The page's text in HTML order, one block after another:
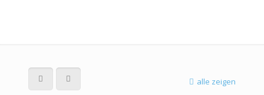
alle zeigen